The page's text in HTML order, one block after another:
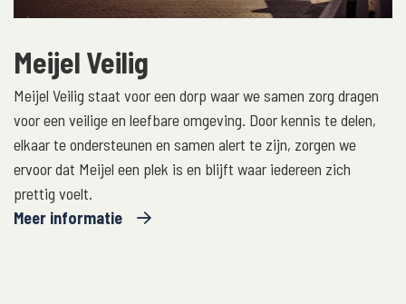
Meijel Veilig
Meijel Veilig staat voor een dorp waar we samen zorg dragen
voor een veilige en leefbare omgeving. Door kennis te delen,
elkaar te ondersteunen en samen alert te zijn, zorgen we
ervoor dat Meijel een plek is en blijft waar iedereen zich
prettig voelt.
Meer informatie